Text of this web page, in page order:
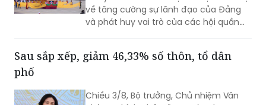
Thay mặt Bộ Chính trị, Ủy viên Bộ Chính
trị, Thường trực Ban Bí thư Trần Cẩm Tú
về tăng cường sự lãnh đạo của Đảng
và phát huy vai trò của các hội quần
(Chỉ thị số 11-CT/TW)
Sau sắp xếp, giảm 46,33% số thôn, tổ dân